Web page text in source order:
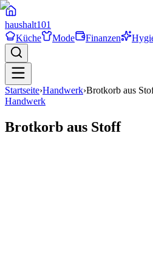
haushalt101
Küche
Mode Finanzen
Startseite›Handwerk›Brotkorb aus
Handwerk
Brotkorb aus Stoff